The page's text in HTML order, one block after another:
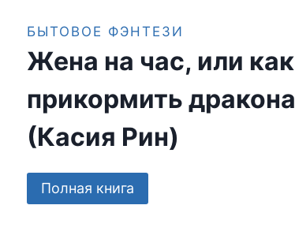
БЫТОВОЕ ФЭНТЕЗИ
Жена на час, или как
прикормить дракона
(Касия Рин)
Полная книга